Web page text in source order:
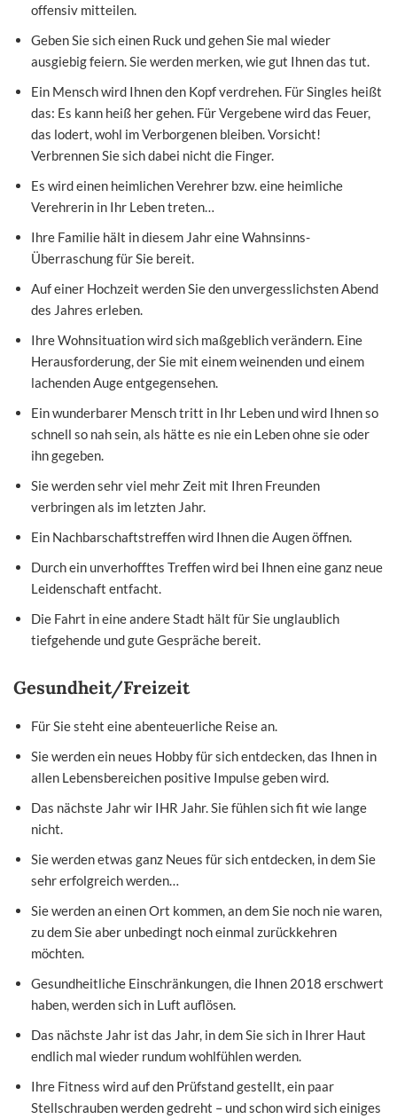
offensiv mitteilen.
Geben Sie sich einen Ruck und gehen Sie mal wieder
ausgiebig feiern. Sie werden merken, wie gut Ihnen das tut.
Ein Mensch wird Ihnen den Kopf verdrehen. Für Singles heißt
das: Es kann heiß her gehen. Für Vergebene wird das Feuer,
das lodert, wohl im Verborgenen bleiben. Vorsicht!
Verbrennen Sie sich dabei nicht die Finger.
Es wird einen heimlichen Verehrer bzw. eine heimliche
Verehrerin in Ihr Leben treten…
Ihre Familie hält in diesem Jahr eine Wahnsinns-
Überraschung für Sie bereit.
Auf einer Hochzeit werden Sie den unvergesslichsten Abend
des Jahres erleben.
Ihre Wohnsituation wird sich maßgeblich verändern. Eine
Herausforderung, der Sie mit einem weinenden und einem
lachenden Auge entgegensehen.
Ein wunderbarer Mensch tritt in Ihr Leben und wird Ihnen so
schnell so nah sein, als hätte es nie ein Leben ohne sie oder
ihn gegeben.
Sie werden sehr viel mehr Zeit mit Ihren Freunden
verbringen als im letzten Jahr.
Ein Nachbarschaftstreffen wird Ihnen die Augen öffnen.
Durch ein unverhofftes Treffen wird bei Ihnen eine ganz neue
Leidenschaft entfacht.
Die Fahrt in eine andere Stadt hält für Sie unglaublich
tiefgehende und gute Gespräche bereit.
Gesundheit/Freizeit
Für Sie steht eine abenteuerliche Reise an.
Sie werden ein neues Hobby für sich entdecken, das Ihnen in
allen Lebensbereichen positive Impulse geben wird.
Das nächste Jahr wir IHR Jahr. Sie fühlen sich fit wie lange
nicht.
Sie werden etwas ganz Neues für sich entdecken, in dem Sie
sehr erfolgreich werden…
Sie werden an einen Ort kommen, an dem Sie noch nie waren,
zu dem Sie aber unbedingt noch einmal zurückkehren
möchten.
Gesundheitliche Einschränkungen, die Ihnen 2018 erschwert
haben, werden sich in Luft auflösen.
Das nächste Jahr ist das Jahr, in dem Sie sich in Ihrer Haut
endlich mal wieder rundum wohlfühlen werden.
Ihre Fitness wird auf den Prüfstand gestellt, ein paar
Stellschrauben werden gedreht – und schon wird sich einiges